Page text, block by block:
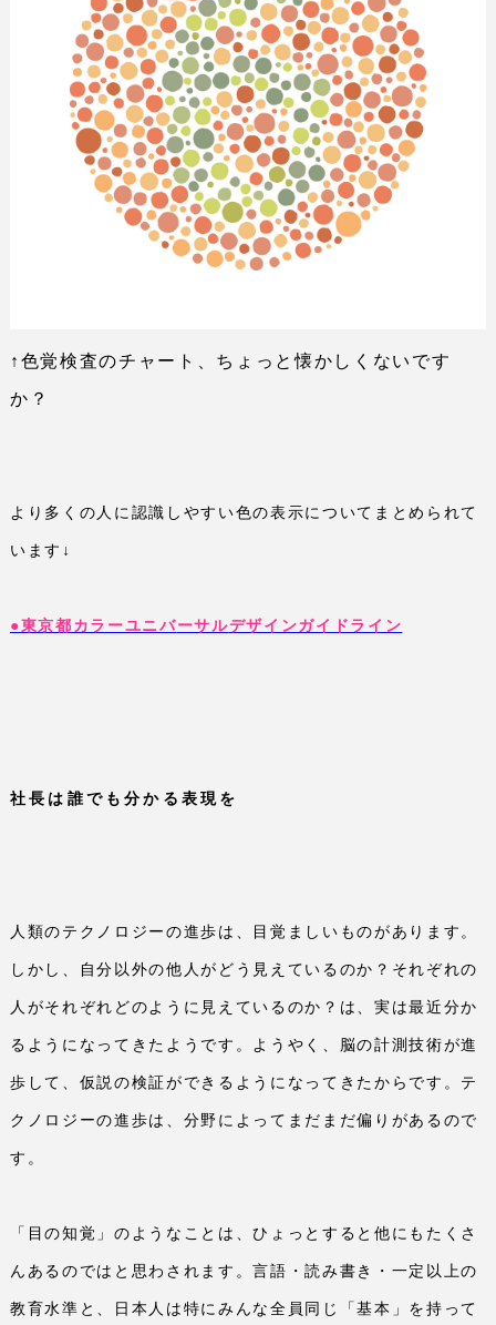
↑色覚検査のチャート、ちょっと懐かしくないです
か？
より多くの人に認識しやすい色の表示についてまとめられて
います↓
●東京都カラーユニバーサルデザインガイドライン
社長は誰でも分かる表現を
人類のテクノロジーの進歩は、目覚ましいものがあります。
しかし、自分以外の他人がどう見えているのか？それぞれの
人がそれぞれどのように見えているのか？は、実は最近分か
るようになってきたようです。ようやく、脳の計測技術が進
歩して、仮説の検証ができるようになってきたからです。テ
クノロジーの進歩は、分野によってまだまだ偏りがあるので
す。
「目の知覚」のようなことは、ひょっとすると他にもたくさ
んあるのではと思わされます。言語・読み書き・一定以上の
教育水準と、日本人は特にみんな全員同じ「基本」を持って